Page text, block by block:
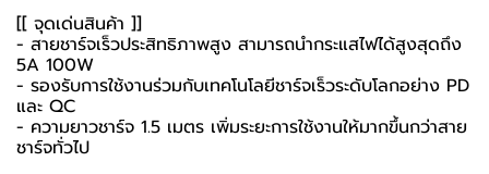
[[ จุดเด่นสินค้า ]]
- สายชาร์จเร็วประสิทธิภาพสูง สามารถนำกระแสไฟได้สูงสุดถึง
5A 100W
- รองรับการใช้งานร่วมกับเทคโนโลยีชาร์จเร็วระดับโลกอย่าง PD
และ QC
- ความยาวชาร์จ 1.5 เมตร เพิ่มระยะการใช้งานให้มากขึ้นกว่าสาย
ชาร์จทั่วไป